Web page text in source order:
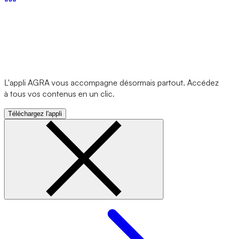
L'appli AGRA vous accompagne désormais partout. Accédez
à tous vos contenus en un clic.
Téléchargez l'appli